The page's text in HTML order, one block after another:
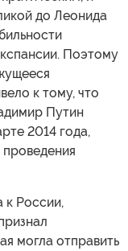
до Леонида
Поэтому
к тому, что
Путин
2014 года,
проведения
к России,
могла отправить